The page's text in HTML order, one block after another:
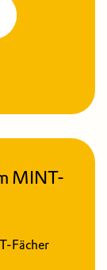
MINT-
Fächer